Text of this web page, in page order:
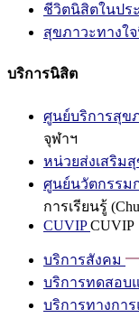
ชีวิตนิสิตในปร
สุขภาวะทางใ
บริการนิสิต
ศูนย์บริการสุข
จุฬาฯ
หน่วยส่งเสริม
ศูนย์นวัตกรรมก
การเรียนรู้
CUVIPCUVIP
บริการสังคม
บริการทดสอบ
บริการทางกา